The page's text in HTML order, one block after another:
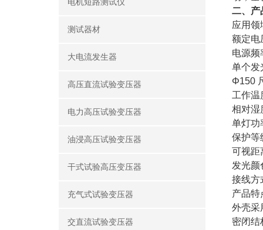
电机短路测试仪
测试器材
大电流发生器
高压直流试验变压器
电力高压试验变压器
油浸高压试验变压器
干式试验高压变压器
充气式试验变压器
交直流试验变压器
二、产
应用领
额定电
电源频
单个发
Φ150
工作
相对湿
单灯功
保护等
可视距
发光
接线方
产品特
外壳采
密闭结